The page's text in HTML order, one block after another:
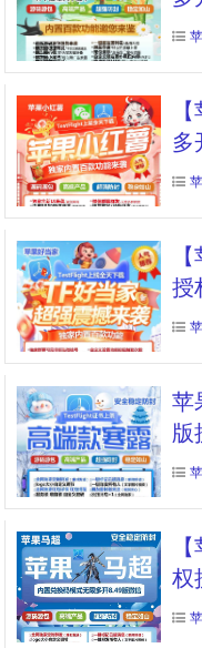
拟
多
独
授
ad
苹
版
友
权
拳